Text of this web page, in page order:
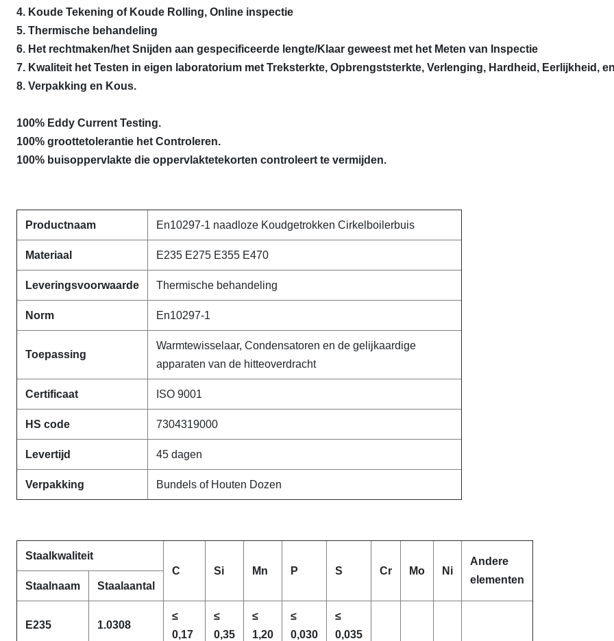
4. Koude Tekening of Koude Rolling, Online inspectie
5. Thermische behandeling
6. Het rechtmaken/het Snijden aan gespecificeerde lengte/Klaar geweest met het Meten van Inspectie
7. Kwaliteit het Testen in eigen laboratorium met Treksterkte, Opbrengststerkte, Verlenging, Hardheid, Eerlijkheid,
8. Verpakking en Kous.
100% Eddy Current Testing.
100% groottetolerantie het Controleren.
100% buisoppervlakte die oppervlaktetekorten controleert te vermijden.
Productnaam En10297-1 naadloze Koudgetrokken Cirkelboilerbuis
Materiaal E235 E275 E355 E470
Leveringsvoorwaarde Thermische behandeling
Norm En10297-1
Toepassing
Warmtewisselaar, Condensatoren en de gelijkaardige
apparaten van de hitteoverdracht
Certificaat ISO 9001
HS code 7304319000
Levertijd 45 dagen
Verpakking Bundels of Houten Dozen
Staalkwaliteit
C
Si Mn P S Cr Mo Ni
Andere
elementen
Staalnaam Staalaantal
E235 1.0308
≤
0,17
≤
0,35
≤
1,20
≤
0,030
≤
0,035